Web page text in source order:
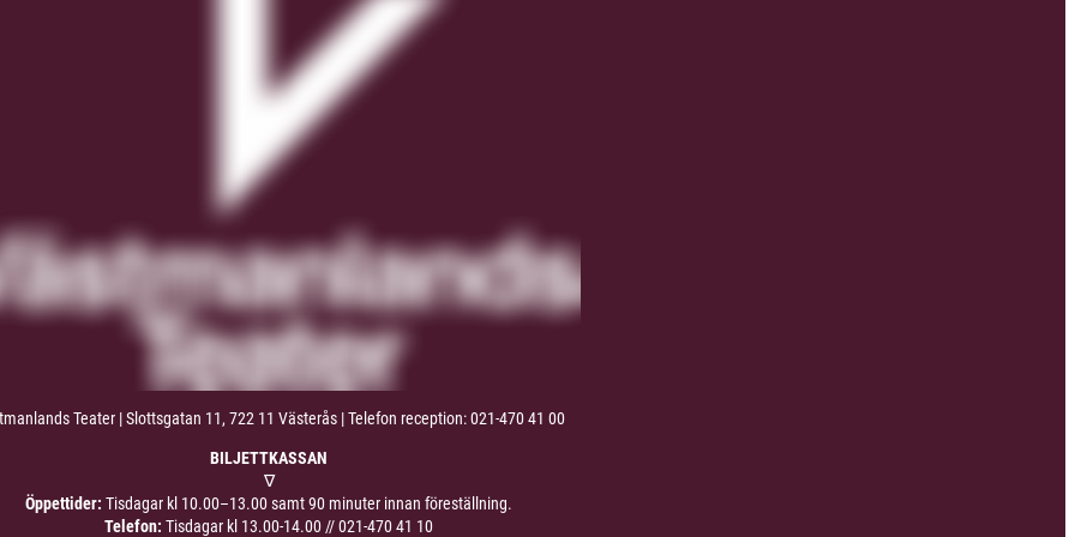
Teater | Slottsgatan 11, 722 11 Västerås | Telefon reception: 021-470 41 00
BILJETTKASSAN
∇
Öppettider: Tisdagar kl 10.00–13.00 samt 90 minuter innan föreställning.
Telefon: Tisdagar kl 13.00-14.00 //021-470 41 10